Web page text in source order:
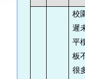
校
遲
平
板
很